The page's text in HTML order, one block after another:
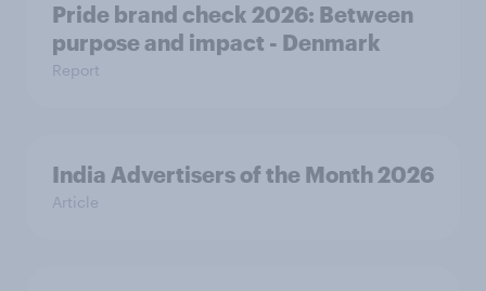
Pride brand check 2026: Between
purpose and impact - Denmark
Report
India Advertisers of the Month 2026
Article